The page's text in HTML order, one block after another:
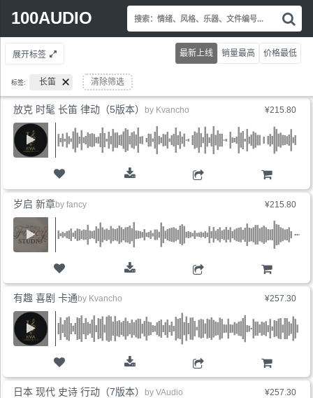
100AUDIO
Search
索
情
绪
乐
文
件
展开标签
标签: 长笛 清除筛选
最新上线 销量最高 价格最低
¥215.80
放克 时髦 长笛 律动（5版本） by Kvancho
¥215.80
购物车
岁启 新章by fancy
¥257.30
购物车
有趣 喜剧 卡通 by Kvancho
¥257.30
日本 现代 史诗 行动（7版本） by VAudio